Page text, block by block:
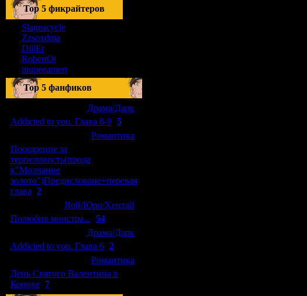
Тоp 5 фикрайтеров
Slageacycle
Zzsoxdma
DillEr
RobertOt
mupeearnert
Top 5 фанфиков
Драма/Дарк
Addicted to you. Глава 8-9 5
Романтика
Поощрение за
терпеливость(прода
к"Молчание
золото")Предисловаие+перевая
глава 2
Яой/Юри/Хентай
Полюбив монстра... 54
Драма/Дарк
Addicted to you. Глава 6 2
Романтика
День Святого Валентина в
Конохе 7